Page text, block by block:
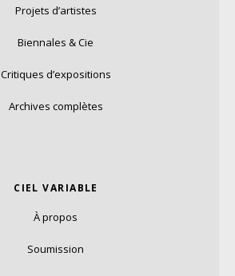
Projets d’artistes
Biennales & Cie
Critiques d’expositions
Archives complètes
CIEL VARIABLE
À propos
Soumission